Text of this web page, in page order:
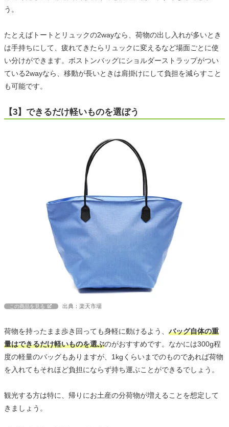
う。
たとえばトートとリュックの2wayなら、荷物の出し入れが多いとき
は手持ちにして、疲れてきたらリュックに変えるなど場面ごとに使
い分けができます。ボストンバッグにショルダーストラップがつい
ている2wayなら、移動が長いときは肩掛けにして負担を減らすこと
も可能です。
【3】できるだけ軽いものを選ぼう
この商品を見る 出典：楽天市場
荷物を持ったまま歩き回っても身軽に動けるよう、 バッグ自体の重
量はできるだけ軽いものを選ぶのがおすすめです。なかには300g程
度の軽量のバッグもありますが、1kgくらいまでのものであれば荷物
を入れてもそれほど負担にならず持ち運ぶことができるでしょう。
観光する方は特に、帰りにお土産の分荷物が増えることを想定して
きましょう。